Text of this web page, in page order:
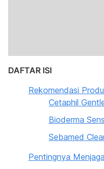
DAFTAR ISI
Rekomendasi
Cetaphil
Bioderma
Sebamed
Pentingnya